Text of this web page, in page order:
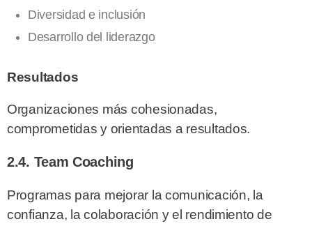
Diversidad e inclusión
Desarrollo del liderazgo
Resultados
Organizaciones más cohesionadas,
comprometidas y orientadas a resultados.
2.4. Team Coaching
Programas para mejorar la comunicación, la
confianza, la colaboración y el rendimiento de